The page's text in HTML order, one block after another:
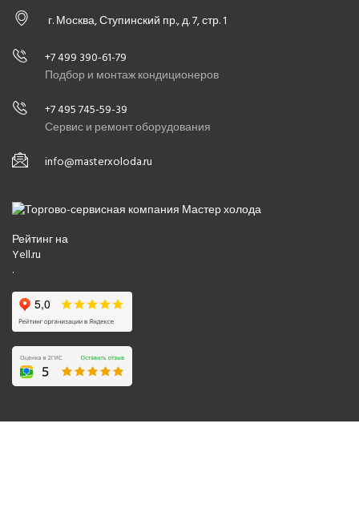
г. Москва, Ступинский пр., д. 7, стр. 1
+7 499 390-61-79
Подбор и монтаж кондиционеров
+7 495 745-59-39
Сервис и ремонт оборудования
info@masterxoloda.ru
Рейтинг на
Yell.ru
.